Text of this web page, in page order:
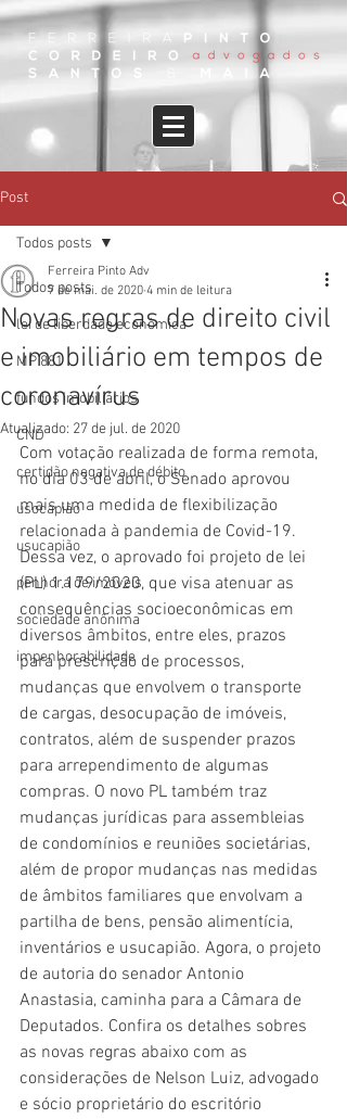
Post
Todos posts
lei de liberdade econômica
MP 881
fundos imobiliários
CND
certidão negativa de débito
usocapião
usucapião
penhora de imóveis
sociedade anônima
impenhorabilidade
Todos posts
Novas regras de direito civil
e imobiliário em tempos de
coronavírus
Ferreira Pinto Adv
7 de mai. de 2020 4 min de leitura
Atualizado: 27 de jul. de 2020
Com votação realizada de forma remota,
no dia 03 de abril, o Senado aprovou
mais uma medida de flexibilização
relacionada à pandemia de Covid-19.
Dessa vez, o aprovado foi projeto de lei
(PL) 1.179/2020, que visa atenuar as
consequências socioeconômicas em
diversos âmbitos, entre eles, prazos
para prescrição de processos,
mudanças que envolvem o transporte
de cargas, desocupação de imóveis,
contratos, além de suspender prazos
para arrependimento de algumas
compras. O novo PL também traz
mudanças jurídicas para assembleias
de condomínios e reuniões societárias,
além de propor mudanças nas medidas
de âmbitos familiares que envolvam a
partilha de bens, pensão alimentícia,
inventários e usucapião. Agora, o projeto
de autoria do senador Antonio
Anastasia, caminha para a Câmara de
Deputados. Confira os detalhes sobres
as novas regras abaixo com as
considerações de Nelson Luiz, advogado
e sócio proprietário do escritório